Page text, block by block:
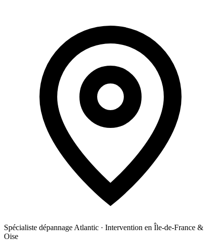
Spécialiste dépannage Atlantic · Intervention en Île-de-France &
Oise